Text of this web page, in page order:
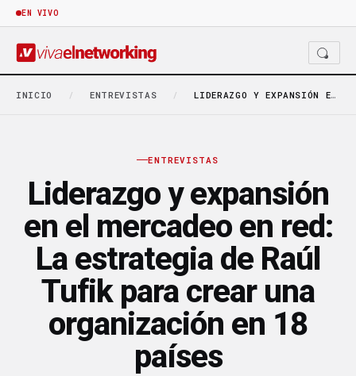
EN VIVO
INICIO / ENTREVISTAS / LIDERAZGO Y EXPANSIÓN EN EL MERCADEO EN RED:…
ENTREVISTAS
Liderazgo y expansión
en el mercadeo en red:
La estrategia de Raúl
Tufik para crear una
organización en 18
países